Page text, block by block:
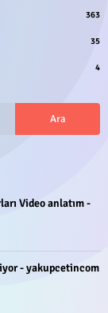
363
35
4
Video anlatım -
- yakupcetincom